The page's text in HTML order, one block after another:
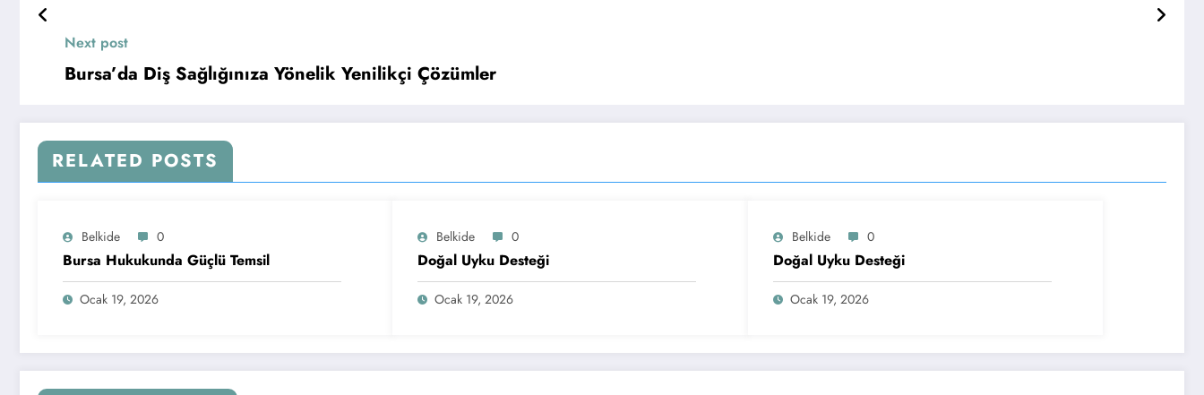
Next post
Bursa’da Diş Sağlığınıza Yönelik Yenilikçi Çözümler
RELATED POSTS
Belkide 0
Bursa Hukukunda Güçlü Temsil
Ocak 19, 2026
Belkide 0
Doğal Uyku Desteği
Ocak 19, 2026
Belkide 0
Doğal Uyku Desteği
Ocak 19, 2026